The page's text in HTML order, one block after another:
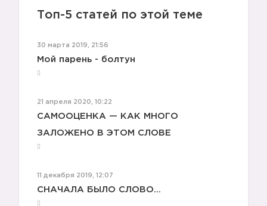
😀
Топ-5 статей по этой теме
30 марта 2019, 21:56
Мой парень - болтун
21 апреля 2020, 10:22
САМООЦЕНКА — КАК МНОГО
ЗАЛОЖЕНО В ЭТОМ СЛОВЕ
11 декабря 2019, 12:07
СНАЧАЛА БЫЛО СЛОВО...